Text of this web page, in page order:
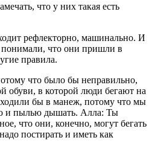
что у них такая есть
рефлекторно, машинально. И
что они пришли в
правила.
что было бы неправильно,
обуви, в которой люди бегают на
бы в манеж, потому что мы
и пылью дышать. Алла: Ты
что они, конечно, могут бегать
постирать и иметь как